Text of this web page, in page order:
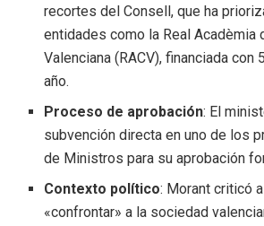
recortes del Consell, que ha
entidades como la Real Acadèmia
Valenciana (RACV), financiada con
año.
Proceso de aprobación: El
subvención directa en uno de los
de Ministros para su aprobación
Contexto político: Morant criticó
«confrontar» a la sociedad